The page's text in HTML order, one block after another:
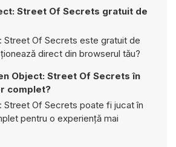
Street Of Secrets gratuit de
Street Of Secrets este gratuit de
direct din browserul tău?
Object: Street Of Secrets în
complet?
Street Of Secrets poate fi jucat în
pentru o experiență mai